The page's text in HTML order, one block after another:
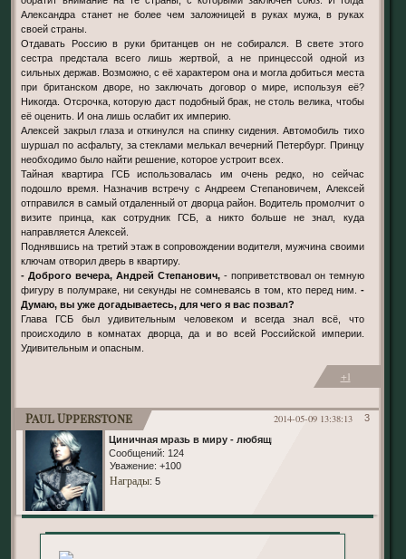
Александра станет не более чем заложницей в руках мужа, в руках
своей страны.
Отдавать Россию в руки британцев он не собирался. В свете этого
сестра предстала всего лишь жертвой, а не принцессой одной из
сильных держав. Возможно, с её характером она и могла добиться места
при британском дворе, но заключать договор о мире, используя её?
Никогда. Отсрочка, которую даст подобный брак, не столь велика, чтобы
её оценить. И она лишь ослабит их империю.
Алексей закрыл глаза и откинулся на спинку сидения. Автомобиль тихо
шуршал по асфальту, за стеклами мелькал вечерний Петербург. Принцу
необходимо было найти решение, которое устроит всех.
Тайная квартира ГСБ использовалась им очень редко, но сейчас
подошло время. Назначив встречу с Андреем Степановичем, Алексей
отправился в самый отдаленный от дворца район. Водитель промолчит о
визите принца, как сотрудник ГСБ, а никто больше не знал, куда
направляется Алексей.
Поднявшись на третий этаж в сопровождении водителя, мужчина своими
ключам отворил дверь в квартиру.
- Доброго вечера, Андрей Степанович,- поприветствовал он темную
фигуру в полумраке, ни секунды не сомневаясь в том, кто перед ним. -
Думаю, вы уже догадываетесь, для чего я вас позвал?
Глава ГСБ был удивительным человеком и всегда знал всё, что
происходило в комнатах дворца, да и во всей Российской империи.
Удивительным и опасным.
+1
3
2014-05-09 13:38:13
Paul Upperstone
Циничная мразь в миру - любящий отец дома.
Сообщений: 124
Уважение: +100
Награды: 5